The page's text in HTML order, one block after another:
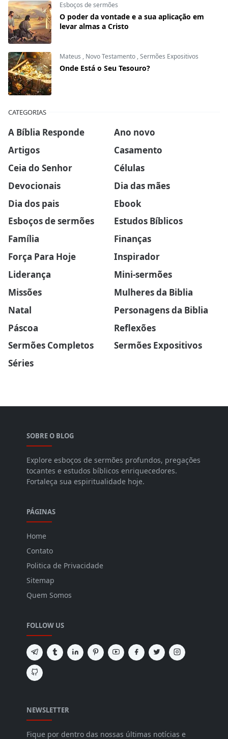
Esboços de sermões
O poder da vontade e a sua aplicação em
levar almas a Cristo
Mateus , Novo Testamento ,Sermões Expositivos
Onde Está o Seu Tesouro?
CATEGORIAS
A Bíblia Responde
Ano novo
Artigos
Casamento
Ceia do Senhor
Células
Devocionais
Dia das mães
Dia dos pais
Ebook
Esboços de sermões
Estudos Bíblicos
Família
Finanças
Força Para Hoje
Inspirador
Liderança
Mini-sermões
Missões
Mulheres da Biblia
Natal
Personagens da Biblia
Páscoa
Reflexões
Sermões Completos
Sermões Expositivos
Séries
SOBRE O BLOG
Explore esboços de sermões profundos, pregações
tocantes e estudos bíblicos enriquecedores.
Fortaleça sua espiritualidade hoje.
PÁGINAS
Home
Contato
Politica de Privacidade
Sitemap
Quem Somos
FOLLOW US
NEWSLETTER
Fique por dentro das nossas últimas notícias e